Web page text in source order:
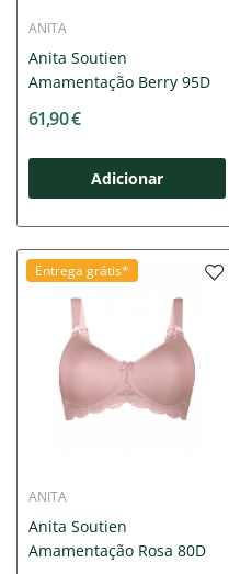
ANITA
Anita Soutien
Amamentação Berry 95D
61,90 €
Adicionar
Entrega grátis*
ANITA
Anita Soutien
Amamentação Rosa 80D